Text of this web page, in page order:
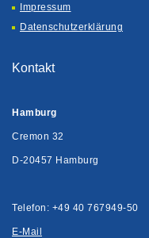
Impressum
Datenschutzerklärung
Kontakt
Hamburg
Cremon 32
D-20457 Hamburg
Telefon: +49 40 767949-50
E-Mail